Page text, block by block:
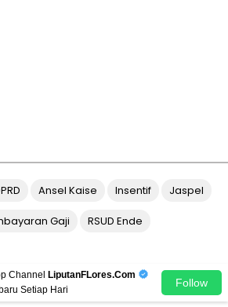
Ansel Kaise Insentif Jaspel
Gaji RSUD Ende
Channel
LiputanFLores.Com
Setiap Hari
Follow